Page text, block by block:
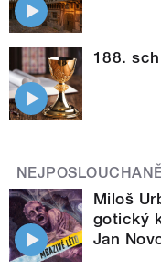
188.
Miloš
gotický
Jan